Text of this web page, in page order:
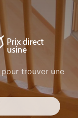
trouver une